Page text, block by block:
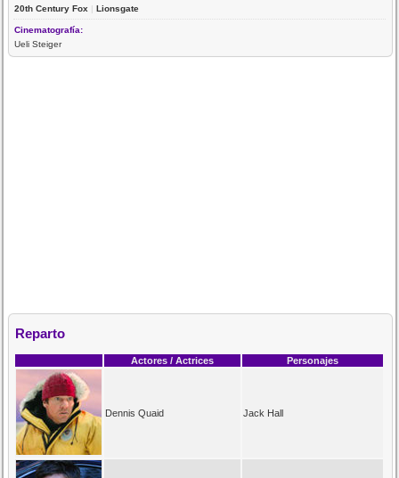
20th Century Fox |Lionsgate
Cinematografía:
Ueli Steiger
Reparto
Actores / Actrices Personajes
Dennis Quaid Jack Hall